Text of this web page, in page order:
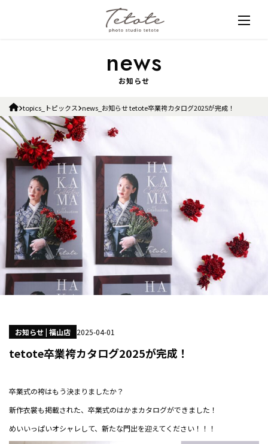
お知らせ
topics_トピックス news_お知らせ tetote卒業袴カタログ2025が完成！
お知らせ | 福山店 2025-04-01
tetote卒業袴カタログ2025が完成！
卒業式の袴はもう決まりましたか？
新作衣裳も掲載された、卒業式のはかまカタログができました！
めいいっぱいオシャレして、新たな門出を迎えてください！！！